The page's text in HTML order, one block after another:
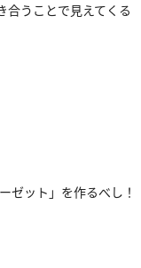
うことで見えてくる
ゼット」を作るべし！